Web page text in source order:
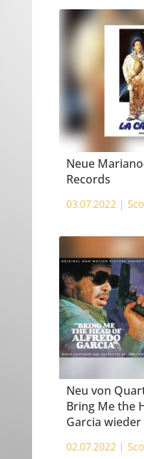
Neue
Records
03.07.2022 |
Neu von
Bring Me the
Garcia
02.07.2022 |